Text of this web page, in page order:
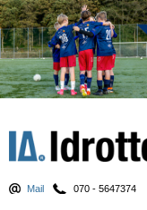
Mail 070 - 5647374